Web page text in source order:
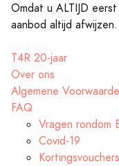
Omdat u ALTIJD
aanbod altijd afwijzen.
T4R 20-jaar
Over ons
Algemene
FAQ
Vragen rondom
Covid-19
Kortingsvouchers